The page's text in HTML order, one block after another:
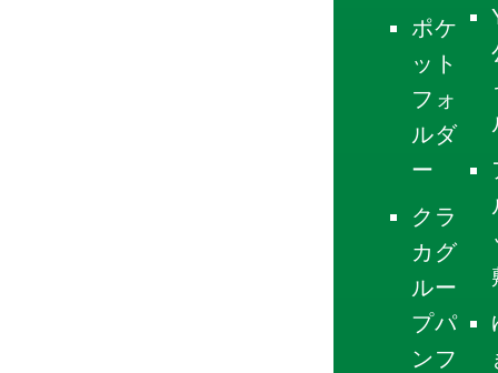
ポケ
ット
フォ
ルダ
ー
クラ
カグ
ルー
プパ
ンフ